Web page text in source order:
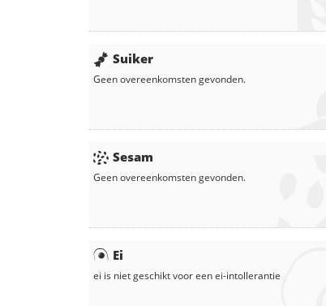
Suiker
Geen overeenkomsten gevonden.
Sesam
Geen overeenkomsten gevonden.
Ei
ei is niet geschikt voor een ei-intollerantie